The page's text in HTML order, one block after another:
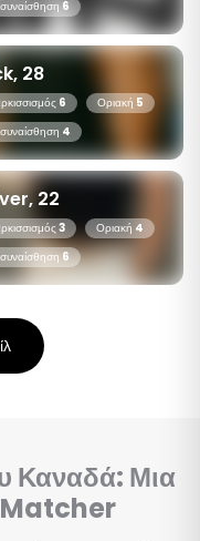
6
28
6 Οριακή 5
4
22
3 Οριακή 4
6
Καναδά: Μια